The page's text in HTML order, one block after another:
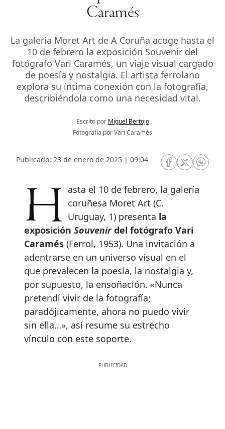
Caramés
La galería Moret Art de A Coruña acoge hasta el
10 de febrero la exposición Souvenir del
fotógrafo Vari Caramés, un viaje visual cargado
de poesía y nostalgia. El artista ferrolano
explora su íntima conexión con la fotografía,
describiéndola como una necesidad vital.
Escrito por Miguel Bertojo
Fotografía por Vari Caramés
Publicado: 23 de enero de 2025 | 09:04
RRSS Facebook
RRSSRRSS
Hasta el 10 de febrero, la galería coruñesa Moret Art (C.
Uruguay, 1) presenta la
exposición Souvenir del fotógrafo Vari
Caramés (Ferrol, 1953). Una invitación a
adentrarse en un universo visual en el
que prevalecen la poesía, la nostalgia y,
por supuesto, la ensoñación. «Nunca
pretendí vivir de la fotografía;
paradójicamente, ahora no puedo vivir
sin ella…», así resume su estrecho
vínculo con este soporte.